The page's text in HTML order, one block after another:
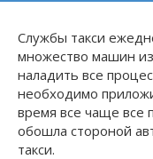
Службы такси
множество машин из
наладить все
необходимо
время все чаще все
обошла стороной
такси.